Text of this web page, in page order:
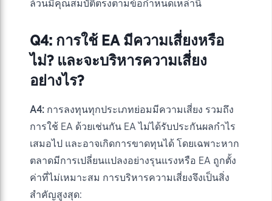
ล้วนมีคุณสมบัติตรงตามข้อกำหนดเหล่านี้
Q4: การใช้ EA มีความเสี่ยงหรือ
ไม่? และจะบริหารความเสี่ยง
อย่างไร?
A4: การลงทุนทุกประเภทย่อมมีความเสี่ยง รวมถึง
การใช้ EA ด้วยเช่นกัน EA ไม่ได้รับประกันผลกำไร
เสมอไป และอาจเกิดการขาดทุนได้ โดยเฉพาะหาก
ตลาดมีการเปลี่ยนแปลงอย่างรุนแรงหรือ EA ถูกตั้ง
ค่าที่ไม่เหมาะสม การบริหารความเสี่ยงจึงเป็นสิ่ง
สำคัญสูงสุด: